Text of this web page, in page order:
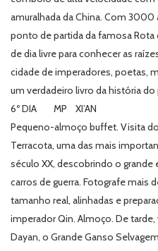
amuralhada da China. Com 3000
ponto de partida da famosa Rota
de dia livre para conhecer as
cidade de imperadores, poetas,
um verdadeiro livro da história
6º DIA MP XI’AN
Pequeno-almoço buffet. Visita
Terracota, uma das mais
século XX, descobrindo o
carros de guerra. Fotografe
tamanho real, alinhadas e
imperador Qin. Almoço. De
Dayan, o Grande Ganso